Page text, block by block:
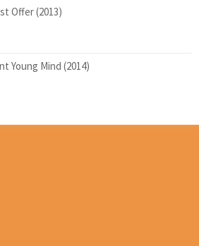
Offer (2013)
Young Mind (2014)